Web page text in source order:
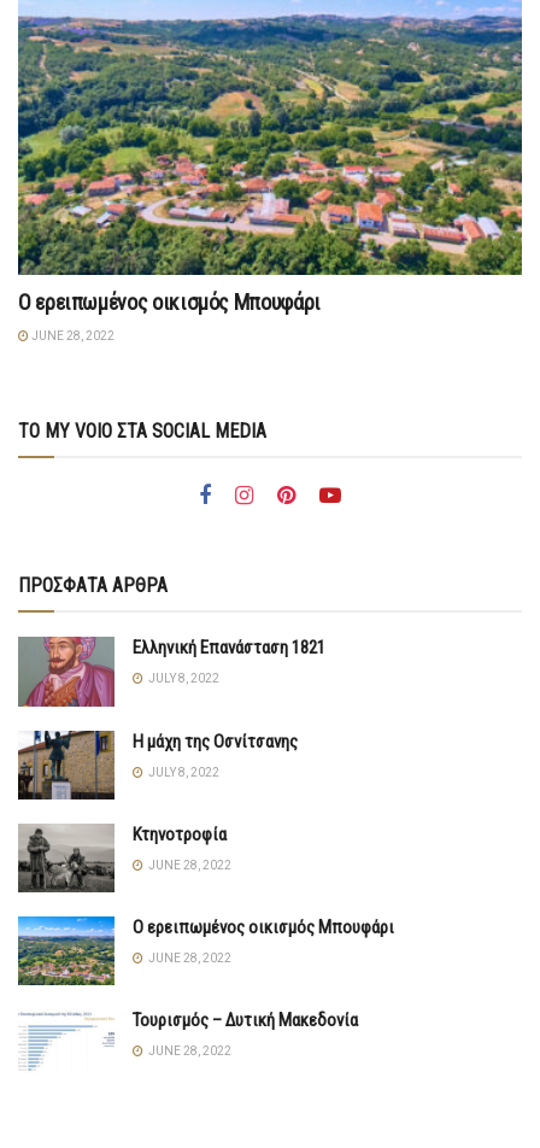
Ο ερειπωμένος οικισμός Μπουφάρι
JUNE 28, 2022
ΤΟ MY VOIO ΣΤΑ SOCIAL MEDIA
ΠΡΟΣΦΑΤΑ ΑΡΘΡΑ
Ελληνική Επανάσταση 1821
JULY 8, 2022
Η μάχη της Οσνίτσανης
JULY 8, 2022
Κτηνοτροφία
JUNE 28, 2022
Ο ερειπωμένος οικισμός Μπουφάρι
JUNE 28, 2022
Τουρισμός – Δυτική Μακεδονία
JUNE 28, 2022